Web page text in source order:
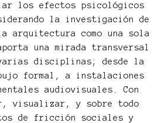
los efectos psicológicos
la investigación de
arquitectura como una sola
una mirada transversal
varias disciplinas; desde la
formal, a instalaciones
audiovisuales. Con
visualizar, y sobre todo
de fricción sociales y